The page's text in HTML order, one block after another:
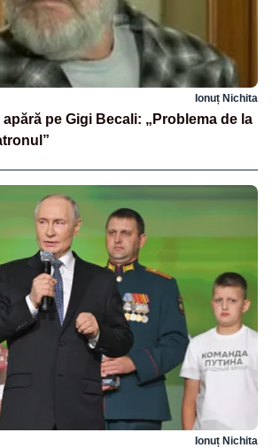
Ionuț Nichita
apără pe Gigi Becali: „Problema de la
Ionuț Nichita